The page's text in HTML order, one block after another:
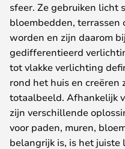
sfeer. Ze gebruiken licht
bloembedden, terrassen
worden en zijn daarom
gedifferentieerd
tot vlakke verlichting
rond het huis en creëren
totaalbeeld. Afhankelijk
zijn verschillende
voor paden, muren,
belangrijk is, is het juiste